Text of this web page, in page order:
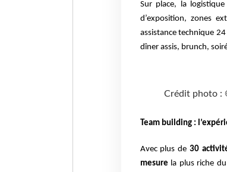
Sur place, la
d’exposition, zones
assistance technique
dîner assis, brunch,
Crédit photo :
Team building :
Avec plus de 30
mesure la plus riche